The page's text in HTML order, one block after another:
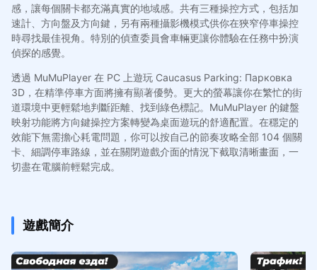
感，讓每個關卡都充滿真實的地域感。共有三種操控方式，包括加
速計、方向盤及方向鍵，另有兩種攝影機模式供你在狹窄停車操控
時尋找最佳視角。特別的偵查委員會車輛更讓你體驗在任務中扮演
偵探的感覺。
透過 MuMuPlayer 在 PC 上遊玩 Caucasus Parking: Парковка
3D，在精準停車方面將擁有顯著優勢。更大的螢幕讓你在繁忙的街
道環境中更輕鬆地判斷距離、找到綠色標記。MuMuPlayer 的鍵盤
映射功能將方向鍵操控方案轉變為桌面遊玩的舒適配置。在穩定的
效能下無需擔心耗電問題，你可以按自己的節奏攻略全部 104 個關
卡、細調停車路線，並在關閉遊戲介面的情況下截取清晰畫面，一
切盡在電腦前輕鬆完成。
遊戲簡介